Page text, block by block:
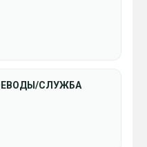
СЛУЖБА